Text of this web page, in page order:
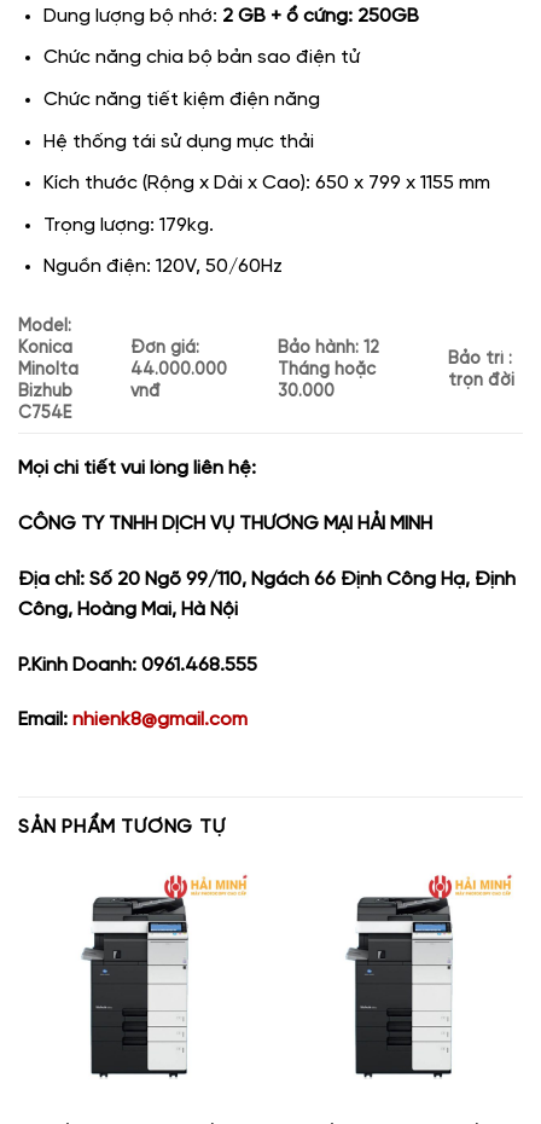
Dung lượng bộ nhớ: 2 GB + ổ cứng: 250GB
Chức năng chia bộ bản sao điện tử
Chức năng tiết kiệm điện năng
Hệ thống tái sử dụng mực thải
Kích thước (Rộng x Dài x Cao): 650 x 799 x 1155 mm
Trọng lượng: 179kg.
Nguồn điện: 120V, 50/60Hz
Model:
Konica
Minolta
Bizhub
C754E
Đơn giá:
44.000.000
vnđ
Bảo hành: 12
Tháng hoặc
30.000
Bảo trì :
trọn đời
Mọi chi tiết vui lòng liên hệ:
CÔNG TY TNHH DỊCH VỤ THƯƠNG MẠI HẢI MINH
Địa chỉ: Số 20 Ngõ 99/110, Ngách 66 Định Công Hạ, Định
Công, Hoàng Mai, Hà Nội
P.Kinh Doanh: 0961.468.555
Email: nhienk8@gmail.com
SẢN PHẨM TƯƠNG TỰ